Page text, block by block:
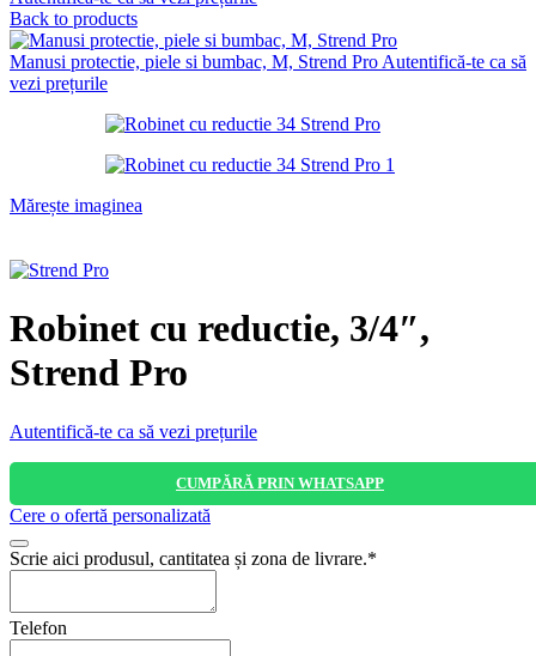
Back to products
Manusi protectie, piele si bumbac, M, Strend Pro Autentifică-te ca să
vezi prețurile
Mărește imaginea
Robinet cu reductie, 3/4″,
Strend Pro
Autentifică-te ca să vezi prețurile
CUMPĂRĂ PRIN WHATSAPP
Cere o ofertă personalizată
Scrie aici produsul, cantitatea și zona de livrare.*
Telefon